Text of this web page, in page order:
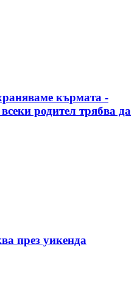
кърмата -
родител трябва да
през уикенда